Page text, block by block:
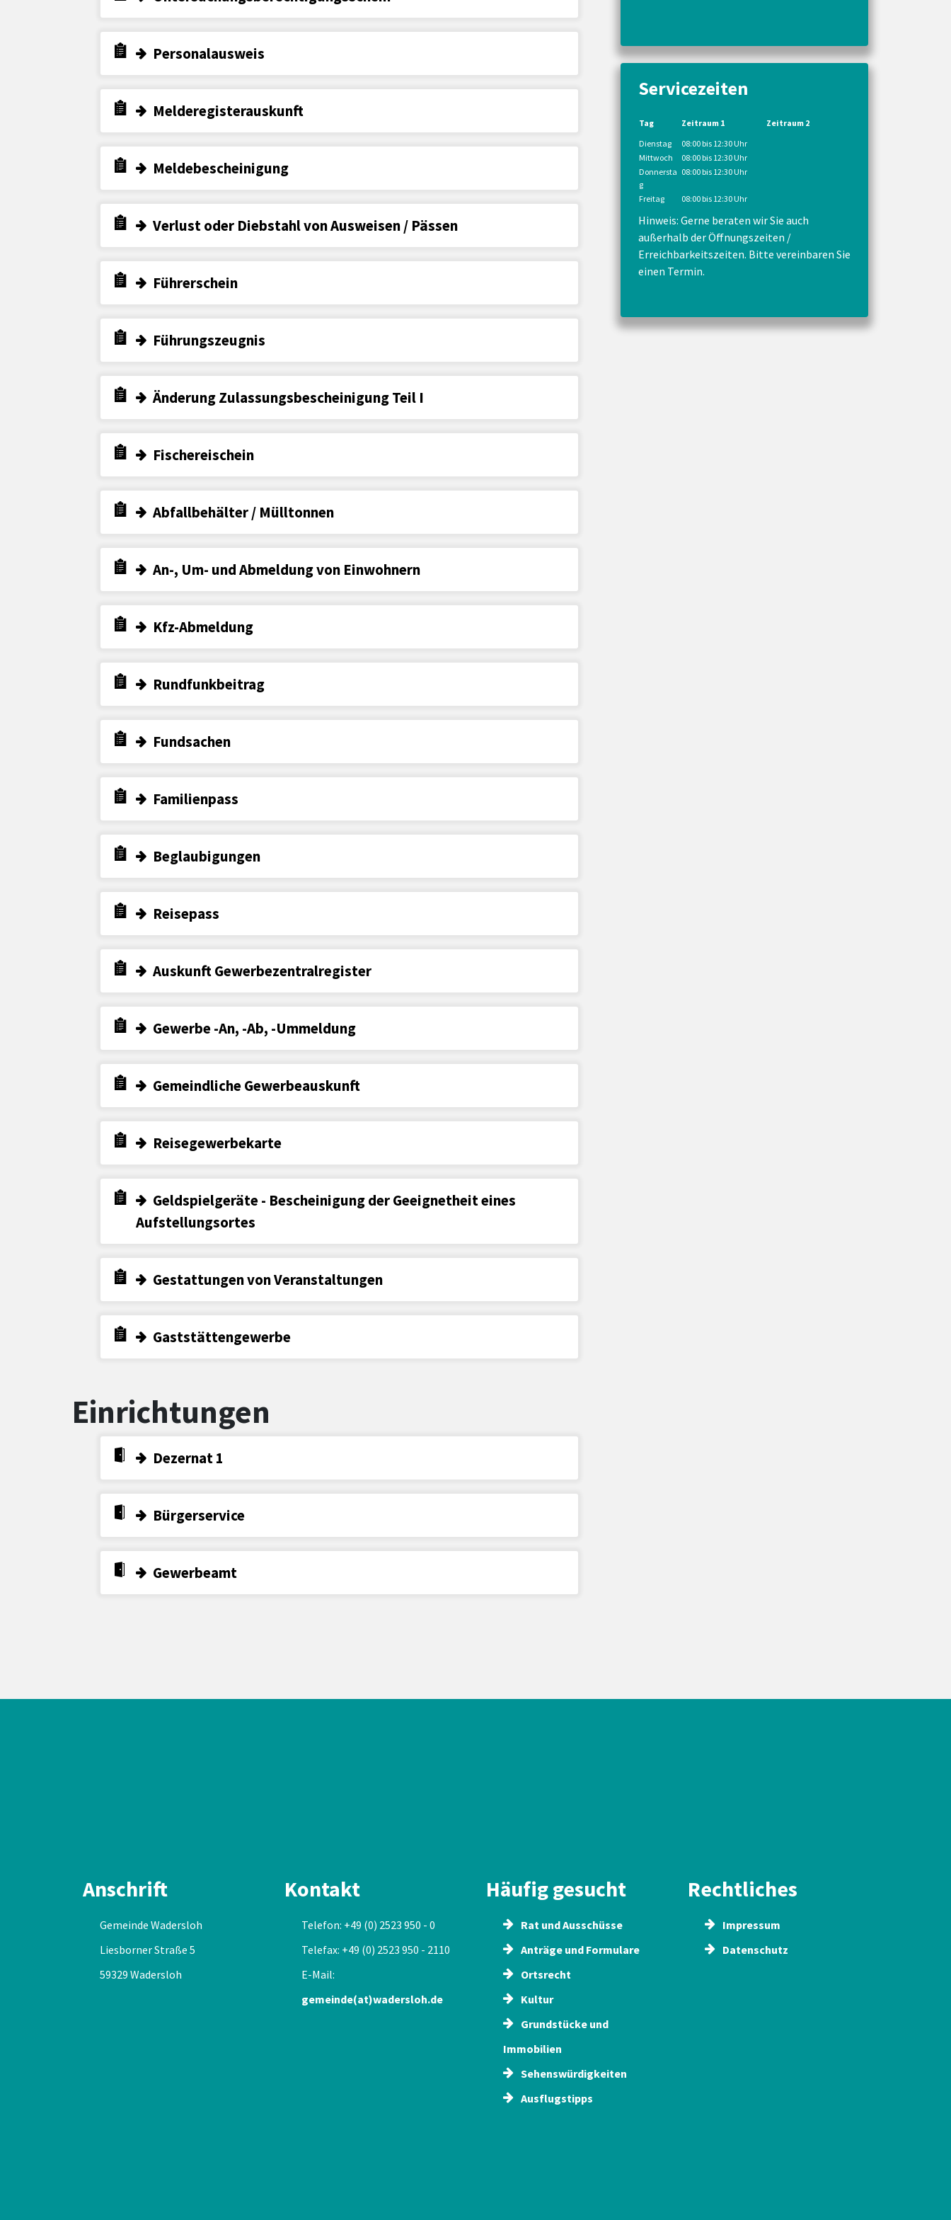
Personalausweis
Melderegisterauskunft
Meldebescheinigung
Verlust oder Diebstahl von Ausweisen / Pässen
Führerschein
Führungszeugnis
Änderung Zulassungsbescheinigung Teil I
Fischereischein
Abfallbehälter / Mülltonnen
An-, Um- und Abmeldung von Einwohnern
Kfz-Abmeldung
Rundfunkbeitrag
Fundsachen
Familienpass
Beglaubigungen
Reisepass
Auskunft Gewerbezentralregister
Gewerbe -An, -Ab, -Ummeldung
Gemeindliche Gewerbeauskunft
Reisegewerbekarte
Geldspielgeräte - Bescheinigung der Geeignetheit eines
Aufstellungsortes
Gestattungen von Veranstaltungen
Gaststättengewerbe
Einrichtungen
Dezernat 1
Bürgerservice
Gewerbeamt
Servicezeiten
Tag Zeitraum 1
Zeitraum 2
Dienstag
08:00 bis 12:30 Uhr
Mittwoch
08:00 bis 12:30 Uhr
Donnersta
g
08:00 bis 12:30 Uhr
Freitag 08:00 bis 12:30 Uhr
Hinweis: Gerne beraten wir Sie auch
außerhalb der Öffnungszeiten /
Erreichbarkeitszeiten. Bitte vereinbaren Sie
einen Termin.
Anschrift
Gemeinde Wadersloh
Liesborner Straße 5
59329 Wadersloh
Kontakt
Telefon: +49 (0) 2523 950 - 0
Telefax: +49 (0) 2523 950 - 2110
E-Mail:
gemeinde(at)wadersloh.de
Häufig gesucht
Rat und Ausschüsse
Anträge und Formulare
Ortsrecht
Kultur
Grundstücke und
Immobilien
Sehenswürdigkeiten
Ausflugstipps
Rechtliches
Impressum
Datenschutz